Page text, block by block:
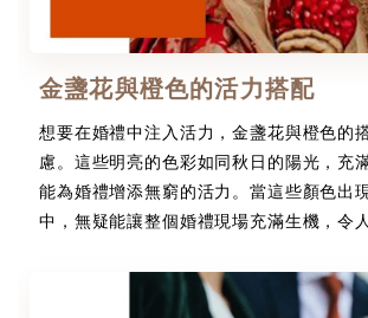
金盞花與橙色的活力搭配
想要在婚禮中注入活力，金盞花與橙色的
慮。這些明亮的色彩如同秋日的陽光，充
能為婚禮增添無窮的活力。當這些顏色出
中，無疑能讓整個婚禮現場充滿生機，令